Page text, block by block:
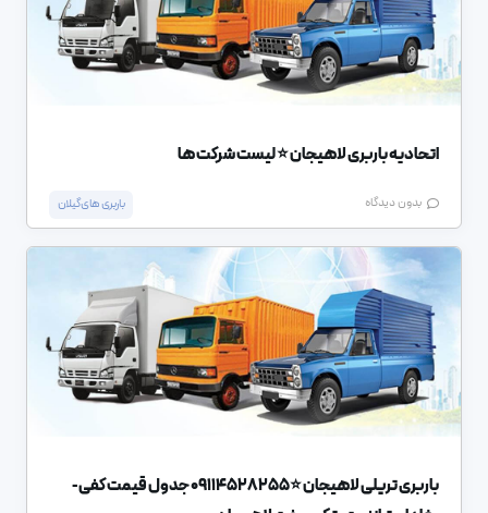
اتحادیه باربری لاهیجان ⭐ لیست شرکت ها
بدون دیدگاه باربری های گیلان
باربری تریلی لاهیجان ⭐️09114528255 جدول قیمت کفی-